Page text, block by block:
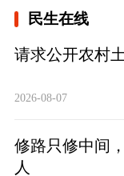
民生在线
请求公开农村
2026-08-07
修路只修中间
人